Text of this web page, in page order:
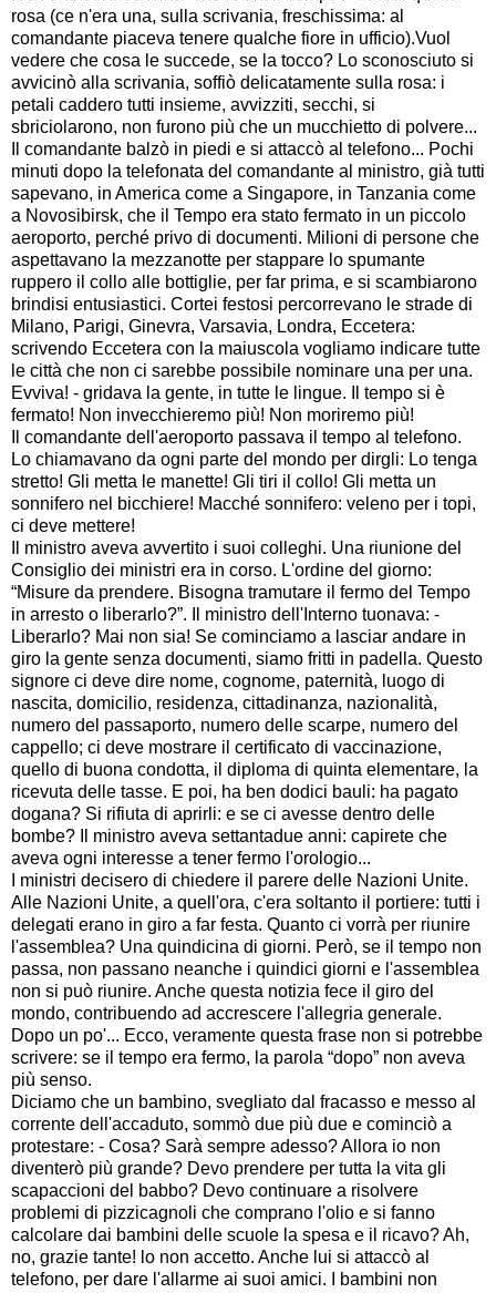
rosa (ce n'era una, sulla scrivania, freschissima: al
comandante piaceva tenere qualche fiore in ufficio).Vuol
vedere che cosa le succede, se la tocco? Lo sconosciuto si
avvicinò alla scrivania, soffiò delicatamente sulla rosa: i
petali caddero tutti insieme, avvizziti, secchi, si
sbriciolarono, non furono più che un mucchietto di polvere...
Il comandante balzò in piedi e si attaccò al telefono... Pochi
minuti dopo la telefonata del comandante al ministro, già tutti
sapevano, in America come a Singapore, in Tanzania come
a Novosibirsk, che il Tempo era stato fermato in un piccolo
aeroporto, perché privo di documenti. Milioni di persone che
aspettavano la mezzanotte per stappare lo spumante
ruppero il collo alle bottiglie, per far prima, e si scambiarono
brindisi entusiastici. Cortei festosi percorrevano le strade di
Milano, Parigi, Ginevra, Varsavia, Londra, Eccetera:
scrivendo Eccetera con la maiuscola vogliamo indicare tutte
le città che non ci sarebbe possibile nominare una per una.
Evviva! - gridava la gente, in tutte le lingue. Il tempo si è
fermato! Non invecchieremo più! Non moriremo più!
Il comandante dell'aeroporto passava il tempo al telefono.
Lo chiamavano da ogni parte del mondo per dirgli: Lo tenga
stretto! Gli metta le manette! Gli tiri il collo! Gli metta un
sonnifero nel bicchiere! Macché sonnifero: veleno per i topi,
ci deve mettere!
Il ministro aveva avvertito i suoi colleghi. Una riunione del
Consiglio dei ministri era in corso. L'ordine del giorno:
“Misure da prendere. Bisogna tramutare il fermo del Tempo
in arresto o liberarlo?”. Il ministro dell'Interno tuonava: -
Liberarlo? Mai non sia! Se cominciamo a lasciar andare in
giro la gente senza documenti, siamo fritti in padella. Questo
signore ci deve dire nome, cognome, paternità, luogo di
nascita, domicilio, residenza, cittadinanza, nazionalità,
numero del passaporto, numero delle scarpe, numero del
cappello; ci deve mostrare il certificato di vaccinazione,
quello di buona condotta, il diploma di quinta elementare, la
ricevuta delle tasse. E poi, ha ben dodici bauli: ha pagato
dogana? Si rifiuta di aprirli: e se ci avesse dentro delle
bombe? Il ministro aveva settantadue anni: capirete che
aveva ogni interesse a tener fermo l'orologio...
I ministri decisero di chiedere il parere delle Nazioni Unite.
Alle Nazioni Unite, a quell'ora, c'era soltanto il portiere: tutti i
delegati erano in giro a far festa. Quanto ci vorrà per riunire
l'assemblea? Una quindicina di giorni. Però, se il tempo non
passa, non passano neanche i quindici giorni e l'assemblea
non si può riunire. Anche questa notizia fece il giro del
mondo, contribuendo ad accrescere l'allegria generale.
Dopo un po'... Ecco, veramente questa frase non si potrebbe
scrivere: se il tempo era fermo, la parola “dopo” non aveva
più senso.
Diciamo che un bambino, svegliato dal fracasso e messo al
corrente dell'accaduto, sommò due più due e cominciò a
protestare: - Cosa? Sarà sempre adesso? Allora io non
diventerò più grande? Devo prendere per tutta la vita gli
scapaccioni del babbo? Devo continuare a risolvere
problemi di pizzicagnoli che comprano l'olio e si fanno
calcolare dai bambini delle scuole la spesa e il ricavo? Ah,
no, grazie tante! lo non accetto. Anche lui si attaccò al
telefono, per dare l'allarme ai suoi amici. I bambini non